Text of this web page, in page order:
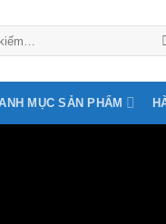
MỤC SẢN PHẨM